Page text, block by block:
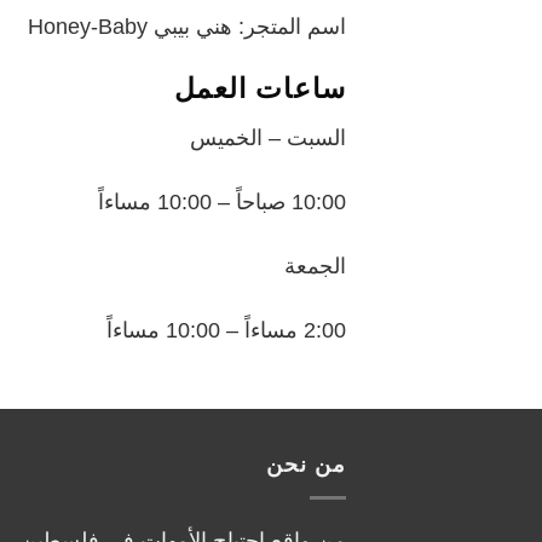
اسم المتجر: هني بيبي Honey-Baby
ساعات العمل
السبت – الخميس
10:00 صباحاً – 10:00 مساءاً
الجمعة
2:00 مساءاً – 10:00 مساءاً
من نحن